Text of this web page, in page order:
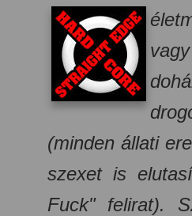
(minden állati
szexet is
Fuck" felirat).